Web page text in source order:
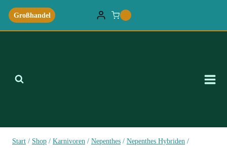
Zum
Inhalt
springen
Großhandel
Start / Shop / Karnivoren / Nepenthes / Nepenthes Hybriden /